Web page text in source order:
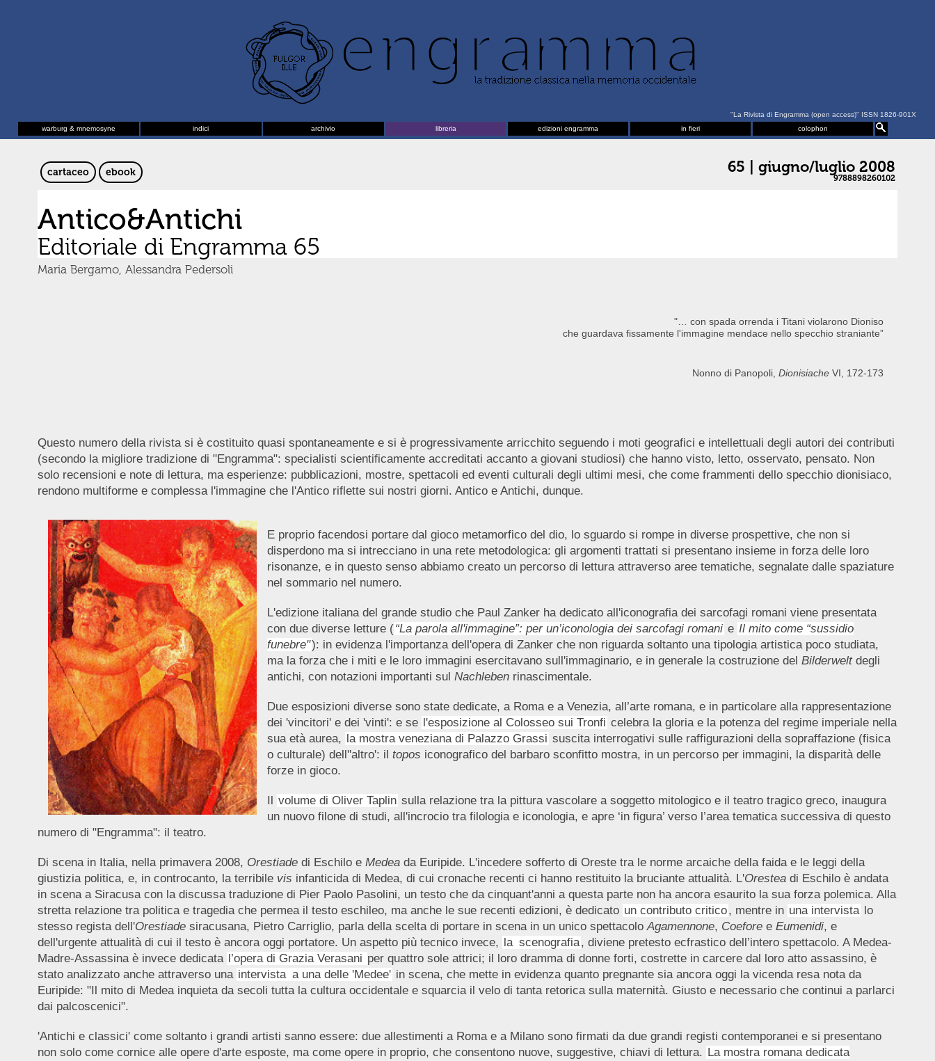
"La Rivista di Engramma (open access)" ISSN 1826-901X
warburg & mnemosyne
indici archivio libreria edizioni engramma in fieri colophon
cartaceo ebook 65 | giugno/luglio 2008
9788898260102
Antico&Antichi
Editoriale di Engramma 65
Maria Bergamo, Alessandra Pedersoli
"… con spada orrenda i Titani violarono Dioniso
che guardava fissamente l'immagine mendace nello specchio straniante”
Nonno di Panopoli,DionisiacheVI, 172-173
Questo numero della rivista si è costituito quasi spontaneamente e si è progressivamente arricchito seguendo i moti geografici e intellettuali degli autori dei contributi
(secondo la migliore tradizione di "Engramma": specialisti scientificamente accreditati accanto a giovani studiosi) che hanno visto, letto, osservato, pensato. Non
solo recensioni e note di lettura, ma esperienze: pubblicazioni, mostre, spettacoli ed eventi culturali degli ultimi mesi, che come frammenti dello specchio dionisiaco,
rendono multiforme e complessa l'immagine che l'Antico riflette sui nostri giorni. Antico e Antichi, dunque.
E proprio facendosi portare dal gioco metamorfico del dio, lo sguardo si rompe in diverse prospettive, che non si
disperdono ma si intrecciano in una rete metodologica: gli argomenti trattati si presentano insieme in forza delle loro
risonanze, e in questo senso abbiamo creato un percorso di lettura attraverso aree tematiche, segnalate dalle spaziature
nel sommario nel numero.
L'edizione italiana del grande studio che Paul Zanker ha dedicato all'iconografia dei sarcofagi romani viene presentata
con due diverse letture (“La parola all'immagine”: per un’iconologia dei sarcofagi romani e Il mito come “sussidio
funebre"): in evidenza l'importanza dell'opera di Zanker che non riguarda soltanto una tipologia artistica poco studiata,
ma la forza che i miti e le loro immagini esercitavano sull'immaginario, e in generale la costruzione del Bilderweltdegli
antichi, con notazioni importanti sul Nachlebenrinascimentale.
Due esposizioni diverse sono state dedicate, a Roma e a Venezia, all’arte romana, e in particolare alla rappresentazione
dei 'vincitori' e dei 'vinti': e se l'esposizione al Colosseo sui Tronfi celebra la gloria e la potenza del regime imperiale nella
sua età aurea, la mostra veneziana di Palazzo Grassi suscita interrogativi sulle raffigurazioni della sopraffazione (fisica
o culturale) dell''altro': il topos iconografico del barbaro sconfitto mostra, in un percorso per immagini, la disparità delle
forze in gioco.
Il volume di Oliver Taplin sulla relazione tra la pittura vascolare a soggetto mitologico e il teatro tragico greco, inaugura
un nuovo filone di studi, all'incrocio tra filologia e iconologia, e apre ‘in figura’ verso l’area tematica successiva di questo
numero di "Engramma": il teatro.
Di scena in Italia, nella primavera 2008, Orestiade di Eschilo e Medea da Euripide. L'incedere sofferto di Oreste tra le norme arcaiche della faida e le leggi della
giustizia politica, e, in controcanto, la terribile vis infanticida di Medea, di cui cronache recenti ci hanno restituito la bruciante attualità. L'Oresteadi Eschilo è andata
in scena a Siracusa con la discussa traduzione di Pier Paolo Pasolini, un testo che da cinquant'anni a questa parte non ha ancora esaurito la sua forza polemica. Alla
stretta relazione tra politica e tragedia che permea il testo eschileo, ma anche le sue recenti edizioni, è dedicato un contributo critico, mentre in una intervista lo
stesso regista dell'Orestiadesiracusana, Pietro Carriglio, parla della scelta di portare in scena in un unico spettacoloAgamennone, Coeforee Eumenidi, e
dell'urgente attualità di cui il testo è ancora oggi portatore. Un aspetto più tecnico invece, la scenografia, diviene pretesto ecfrastico dell’intero spettacolo. A Medea-
Madre-Assassina è invece dedicata l’opera di Grazia Verasani per quattro sole attrici; il loro dramma di donne forti, costrette in carcere dal loro atto assassino, è
stato analizzato anche attraverso una intervista a una delle 'Medee' in scena, che mette in evidenza quanto pregnante sia ancora oggi la vicenda resa nota da
Euripide: "Il mito di Medea inquieta da secoli tutta la cultura occidentale e squarcia il velo di tanta retorica sulla maternità. Giusto e necessario che continui a parlarci
dai palcoscenici".
'Antichi e classici' come soltanto i grandi artisti sanno essere: due allestimenti a Roma e a Milano sono firmati da due grandi registi contemporanei e si presentano
non solo come cornice alle opere d'arte esposte, ma come opere in proprio, che consentono nuove, suggestive, chiavi di lettura. La mostra romana dedicata